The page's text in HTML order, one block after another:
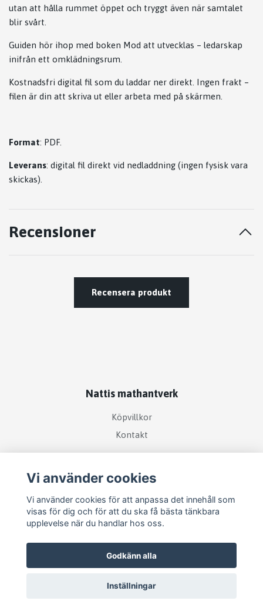
utan att hålla rummet öppet och tryggt även när samtalet
blir svårt.
Guiden hör ihop med boken Mod att utvecklas – ledarskap
inifrån ett omklädningsrum.
Kostnadsfri digital fil som du laddar ner direkt. Ingen frakt –
filen är din att skriva ut eller arbeta med på skärmen.
Format: PDF.
Leverans: digital fil direkt vid nedladdning (ingen fysisk vara
skickas).
Recensioner
Recensera produkt
Nattis mathantverk
Köpvillkor
Kontakt
Sociala medier
Prenumerera på vårt nyhetsbrev
Vi använder cookies
Vi använder cookies för att anpassa det innehåll som
visas för dig och för att du ska få bästa tänkbara
upplevelse när du handlar hos oss.
Godkänn alla
Inställningar